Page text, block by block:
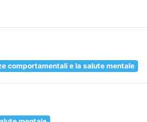
comportamentali e la salute mentale